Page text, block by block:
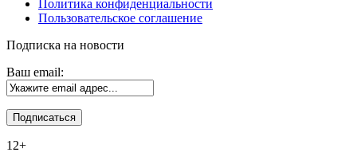
Политика конфиденциальности
Пользовательское соглашение
Подписка на новости
Ваш email:
12+